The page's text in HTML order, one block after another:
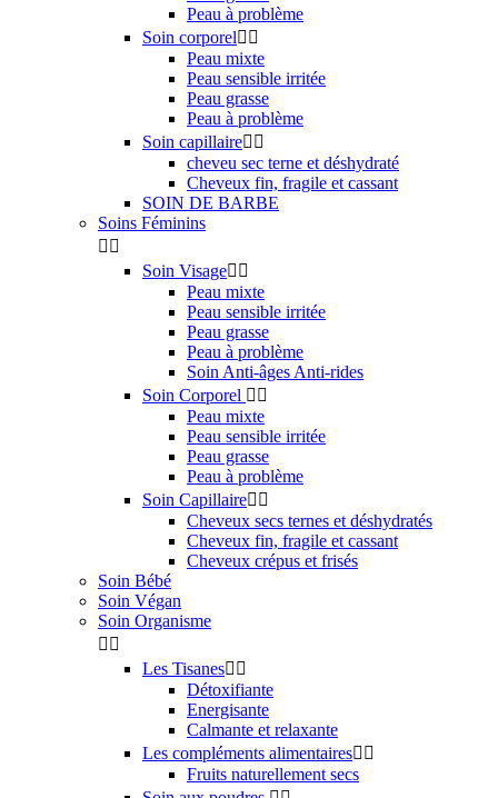
Peau à problème
Soin corporel 
Peau mixte
Peau sensible irritée
Peau grasse
Peau à problème
Soin capillaire 
cheveu sec terne et déshydraté
Cheveux fin, fragile et cassant
SOIN DE BARBE
Soins Féminins
 
Soin Visage 
Peau mixte
Peau sensible irritée
Peau grasse
Peau à problème
Soin Anti-âges Anti-rides
Soin Corporel  
Peau mixte
Peau sensible irritée
Peau grasse
Peau à problème
Soin Capillaire 
Cheveux secs ternes et déshydratés
Cheveux fin, fragile et cassant
Cheveux crépus et frisés
Soin Bébé
Soin Végan
Soin Organisme
 
Les Tisanes 
Détoxifiante
Energisante
Calmante et relaxante
Les compléments alimentaires 
Fruits naturellement secs